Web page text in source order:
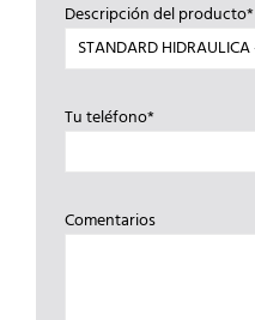
Descripción del producto*
Tu teléfono*
Comentarios